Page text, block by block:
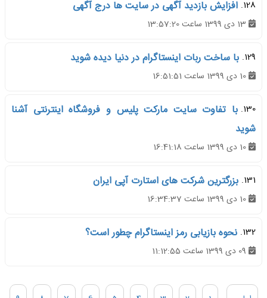
128. افزایش بازدید آگهی در سایت ها درج آگهی
129. با ساخت ربات اینستاگرام در دنیا دیده شوید
10 دی 1399 ساعت 16:51:51
130. با تفاوت سایت مارکت پلیس و فروشگاه اینترنتی آشنا
شوید
10 دی 1399 ساعت 16:41:18
131. بزرگترین شرکت های استارت آپی ایران
10 دی 1399 ساعت 16:34:37
132. نحوه بازیابی رمز اینستاگرام چطور است؟